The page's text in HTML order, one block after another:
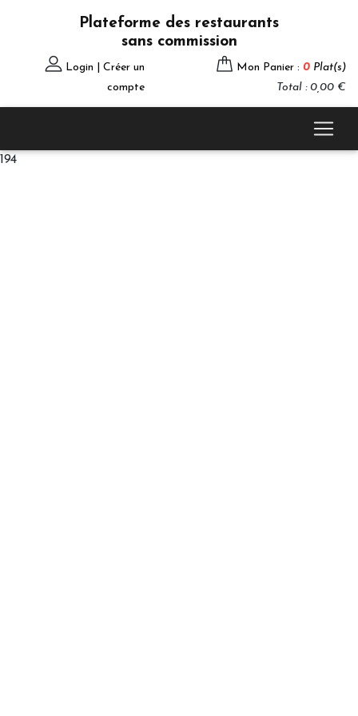
Plateforme des restaurants
sans commission
Login | Créer un
compte
Mon Panier : 0 Plat(s)
Total : 0,00 €
194